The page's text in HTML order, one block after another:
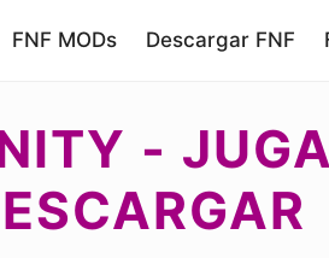
FNF MODs Descargar FNF
-